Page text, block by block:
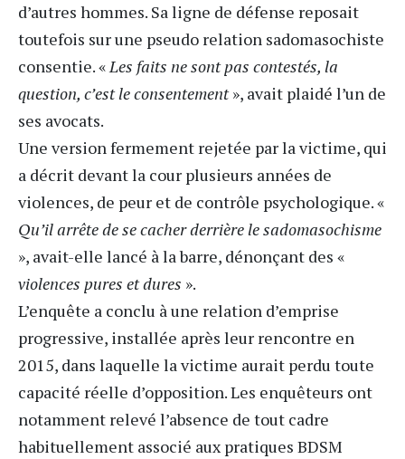
d’autres hommes. Sa ligne de défense reposait
toutefois sur une pseudo relation sadomasochiste
consentie. «Les faits ne sont pas contestés, la
question, c’est le consentement», avait plaidé l’un de
ses avocats.
Une version fermement rejetée par la victime, qui
a décrit devant la cour plusieurs années de
violences, de peur et de contrôle psychologique. «
Qu’il arrête de se cacher derrière le sadomasochisme
», avait-elle lancé à la barre, dénonçant des «
violences pures et dures ».
L’enquête a conclu à une relation d’emprise
progressive, installée après leur rencontre en
2015, dans laquelle la victime aurait perdu toute
capacité réelle d’opposition. Les enquêteurs ont
notamment relevé l’absence de tout cadre
habituellement associé aux pratiques BDSM